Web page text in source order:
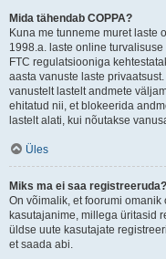
Mida tähendab COPPA?
Kuna me tunneme muret laste
1998.a. laste online
FTC regulatsiooniga
aasta vanuste laste
vanustelt lastelt andmete
ehitatud nii, et blokeerida
lastelt alati, kui nõutakse
Üles
Miks ma ei saa registreeruda?
On võimalik, et foorumi
kasutajanime, millega üritasid
üldse uute kasutajate
et saada abi.